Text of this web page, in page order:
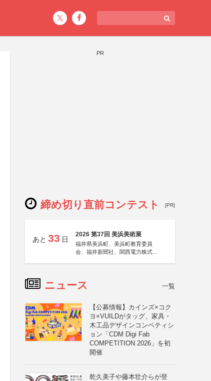
PR
締め切り直前コンテスト [PR]
あと 33 日
2026 第37回 美浜美術展
福井県美浜町、美浜町教育委員
会、福井新聞社、関西電力株式会
ニュース 一覧
【公募情報】カインズ×コク
ヨ×VUILDがタッグ、家具・
木工品デザインコンペティシ
ョン「CDM Digi Fab
COMPETITION 2026」を初
開催
乾久美子や藤本壮介らが登